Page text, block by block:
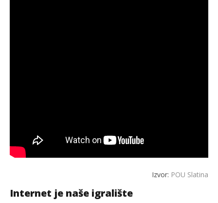
Izvor: POU Slatina
Internet je naše igralište